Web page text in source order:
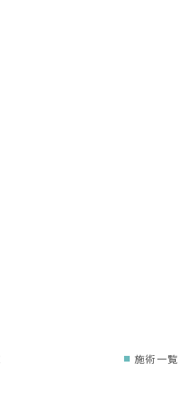
施術一覧